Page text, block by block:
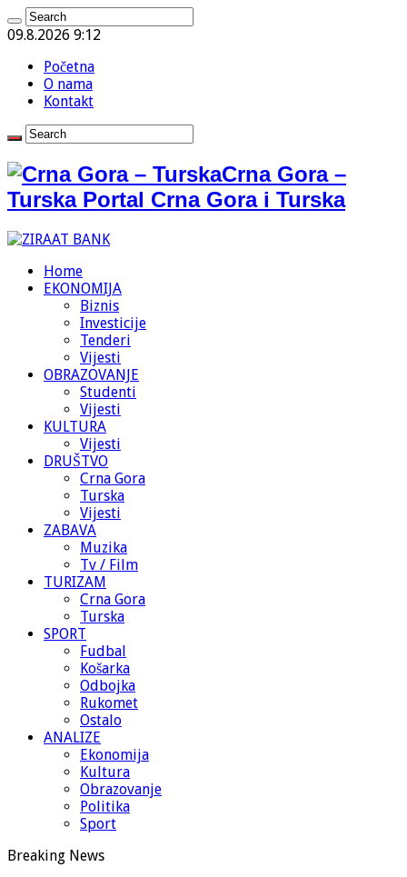
09.8.2026 9:12
Početna
O nama
Kontakt
Crna Gora –
Turska Portal Crna Gora i Turska
Home
EKONOMIJA
Biznis
Investicije
Tenderi
Vijesti
OBRAZOVANJE
Studenti
Vijesti
KULTURA
Vijesti
DRUŠTVO
Crna Gora
Turska
Vijesti
ZABAVA
Muzika
Tv / Film
TURIZAM
Crna Gora
Turska
SPORT
Fudbal
Košarka
Odbojka
Rukomet
Ostalo
ANALIZE
Ekonomija
Kultura
Obrazovanje
Politika
Sport
Breaking News